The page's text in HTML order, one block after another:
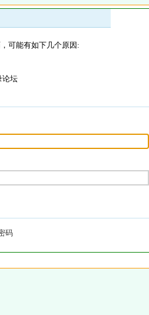
可能有如下几个原因:
论坛
码